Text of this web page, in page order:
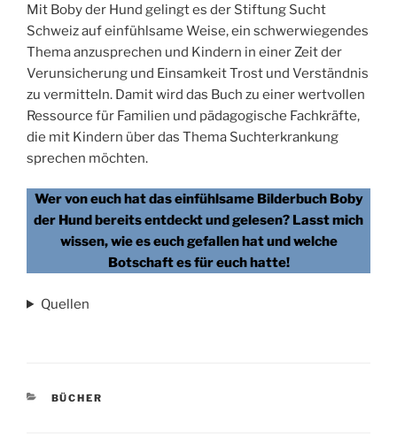
Mit Boby der Hund gelingt es der Stiftung Sucht
Schweiz auf einfühlsame Weise, ein schwerwiegendes
Thema anzusprechen und Kindern in einer Zeit der
Verunsicherung und Einsamkeit Trost und Verständnis
zu vermitteln. Damit wird das Buch zu einer wertvollen
Ressource für Familien und pädagogische Fachkräfte,
die mit Kindern über das Thema Suchterkrankung
sprechen möchten.
Wer von euch hat das einfühlsame Bilderbuch Boby
der Hund bereits entdeckt und gelesen? Lasst mich
wissen, wie es euch gefallen hat und welche
Botschaft es für euch hatte!
Quellen
KATEGORIEN
BÜCHER